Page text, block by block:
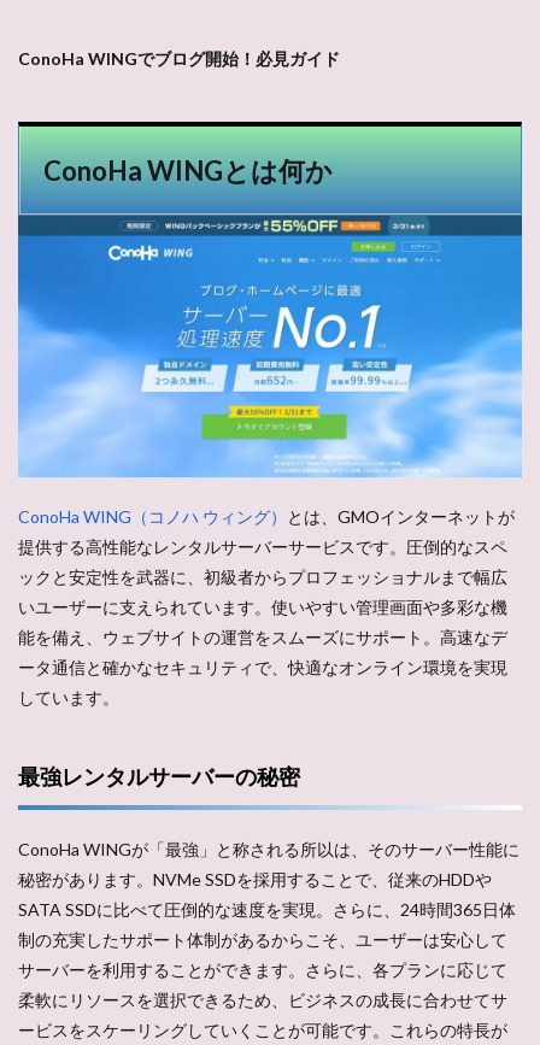
ConoHa WINGでブログ開始！必見ガイド
ConoHa WINGとは何か
ConoHa WING（コノハ ウィング）
とは、GMOインターネットが
提供する高性能なレンタルサーバーサービスです。圧倒的なスペ
ックと安定性を武器に、初級者からプロフェッショナルまで幅広
いユーザーに支えられています。使いやすい管理画面や多彩な機
能を備え、ウェブサイトの運営をスムーズにサポート。高速なデ
ータ通信と確かなセキュリティで、快適なオンライン環境を実現
しています。
最強レンタルサーバーの秘密
ConoHa WINGが「最強」と称される所以は、そのサーバー性能に
秘密があります。NVMe SSDを採用することで、従来のHDDや
SATA SSDに比べて圧倒的な速度を実現。さらに、24時間365日体
制の充実したサポート体制があるからこそ、ユーザーは安心して
サーバーを利用することができます。さらに、各プランに応じて
柔軟にリソースを選択できるため、ビジネスの成長に合わせてサ
ービスをスケーリングしていくことが可能です。これらの特長が